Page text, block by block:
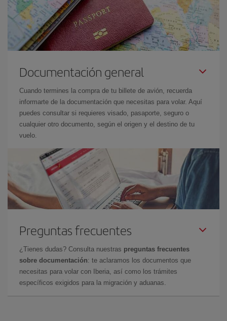
Documentación general
Cuando termines la compra de tu billete de avión, recuerda
informarte de la documentación que necesitas para volar. Aquí
puedes consultar si requieres visado, pasaporte, seguro o
cualquier otro documento, según el origen y el destino de tu
vuelo.
Preguntas frecuentes
¿Tienes dudas? Consulta nuestras preguntas frecuentes
sobre documentación: te aclaramos los documentos que
necesitas para volar con Iberia, así como los trámites
específicos exigidos para la migración y aduanas.